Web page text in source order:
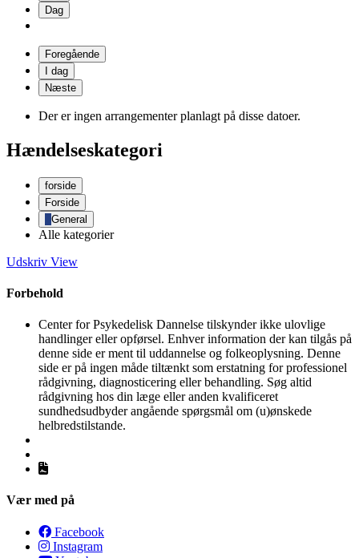
Dag
Foregående
I dag
Næste
Der er ingen arrangementer planlagt på disse datoer.
Hændelseskategori
forside
Forside
General
Alle kategorier
Udskriv View
Forbehold
Center for Psykedelisk Dannelse tilskynder ikke ulovlige
handlinger eller opførsel. Enhver information der kan tilgås på
denne side er ment til uddannelse og folkeoplysning. Denne
side er på ingen måde tiltænkt som erstatning for professionel
rådgivning, diagnosticering eller behandling. Søg altid
rådgivning hos din læge eller anden kvalificeret
sundhedsudbyder angående spørgsmål om (u)ønskede
helbredstilstande.
Vær med på
Facebook
Instagram